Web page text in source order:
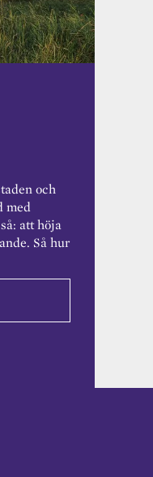
och
med
att höja
Så hur